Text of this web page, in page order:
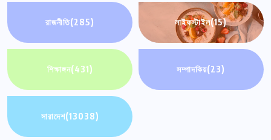
রাজনীতি(285) লাইফস্টাইল(15)
শিক্ষাঙ্গন(431) সম্পাদকিয়(23)
সারাদেশ(13038)